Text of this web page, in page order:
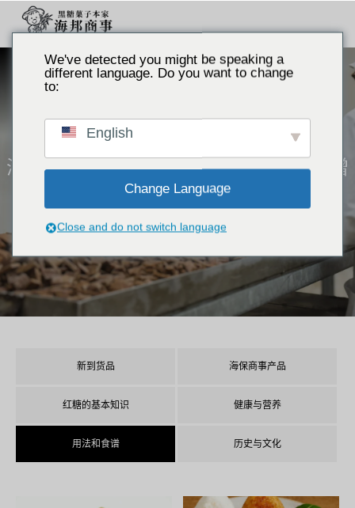
主题
海 商事起来い空间表示渴望、喜欢、憎
恨等的对象。伝え
新到货品 海保商事产品
红糖的基本知识 健康与营养
用法和食谱 历史与文化
We've detected you might be speaking a
different language. Do you want to change
to:
English
Change Language
Close and do not switch language